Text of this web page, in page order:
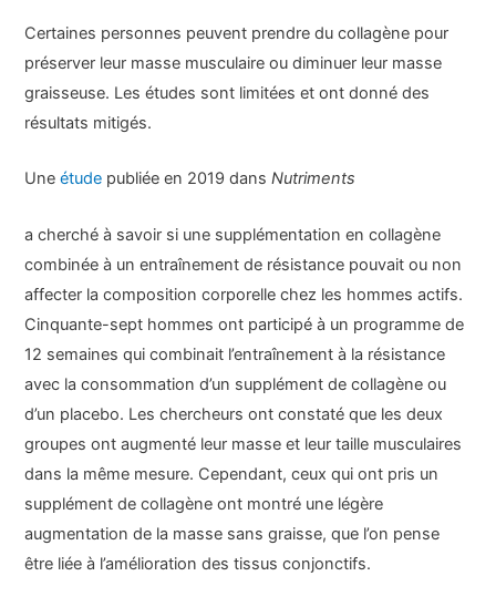
Certaines personnes peuvent prendre du collagène pour
préserver leur masse musculaire ou diminuer leur masse
graisseuse. Les études sont limitées et ont donné des
résultats mitigés.
Uneétude publiée en 2019 dansNutriments
a cherché à savoir si une supplémentation en collagène
combinée à un entraînement de résistance pouvait ou non
affecter la composition corporelle chez les hommes actifs.
Cinquante-sept hommes ont participé à un programme de
12 semaines qui combinait l’entraînement à la résistance
avec la consommation d’un supplément de collagène ou
d’un placebo. Les chercheurs ont constaté que les deux
groupes ont augmenté leur masse et leur taille musculaires
dans la même mesure. Cependant, ceux qui ont pris un
supplément de collagène ont montré une légère
augmentation de la masse sans graisse, que l’on pense
être liée à l’amélioration des tissus conjonctifs.